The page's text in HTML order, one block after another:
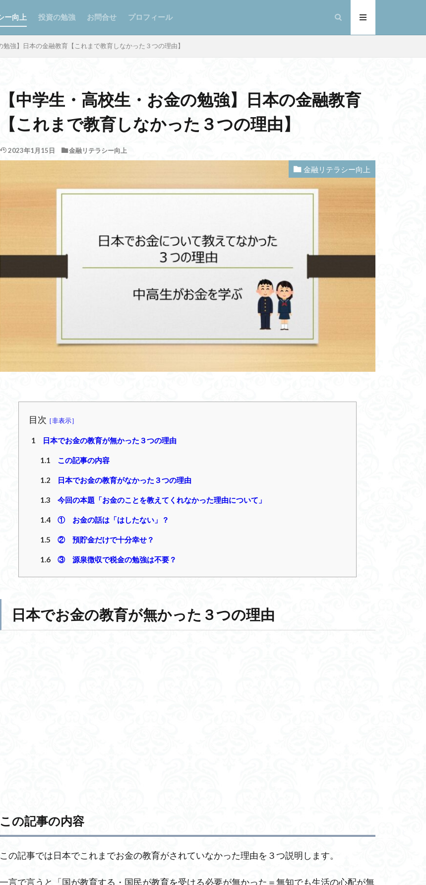
ー向上 投資の勉強 お問合せ プロフィール
勉強】日本の金融教育【これまで教育しなかった３つの理由】
【中学生・高校生・お金の勉強】日本の金融教育
【これまで教育しなかった３つの理由】
2023年1月15日 金融リテラシー向上
金融リテラシー向上
目次
1 日本でお金の教育が無かった３つの理由
1.1 この記事の内容
1.2 日本でお金の教育がなかった３つの理由
1.3 今回の本題「お金のことを教えてくれなかった理由について」
1.4 ① お金の話は「はしたない」？
1.5 ② 預貯金だけで十分幸せ？
1.6 ③ 源泉徴収で税金の勉強は不要？
日本でお金の教育が無かった３つの理由
この記事の内容
この記事では日本でこれまでお金の教育がされていなかった理由を３つ説明します。
一言で言うと「国が教育する・国民が教育を受ける必要が無かった＝無知でも生活の心配が無